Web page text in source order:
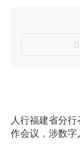

人行福建省分
作会议，涉数